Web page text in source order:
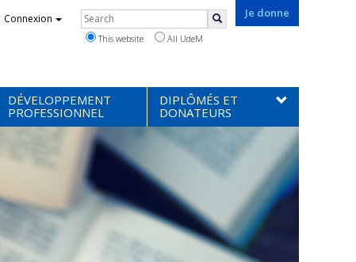
Je donne
Connexion Rechercher
This website All UdeM
DÉVELOPPEMENT
PROFESSIONNEL
DIPLÔMÉS ET
DONATEURS